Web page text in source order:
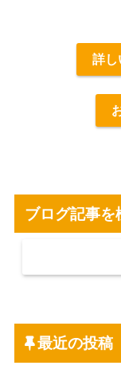
詳し
ブログ記事を
最近の投稿